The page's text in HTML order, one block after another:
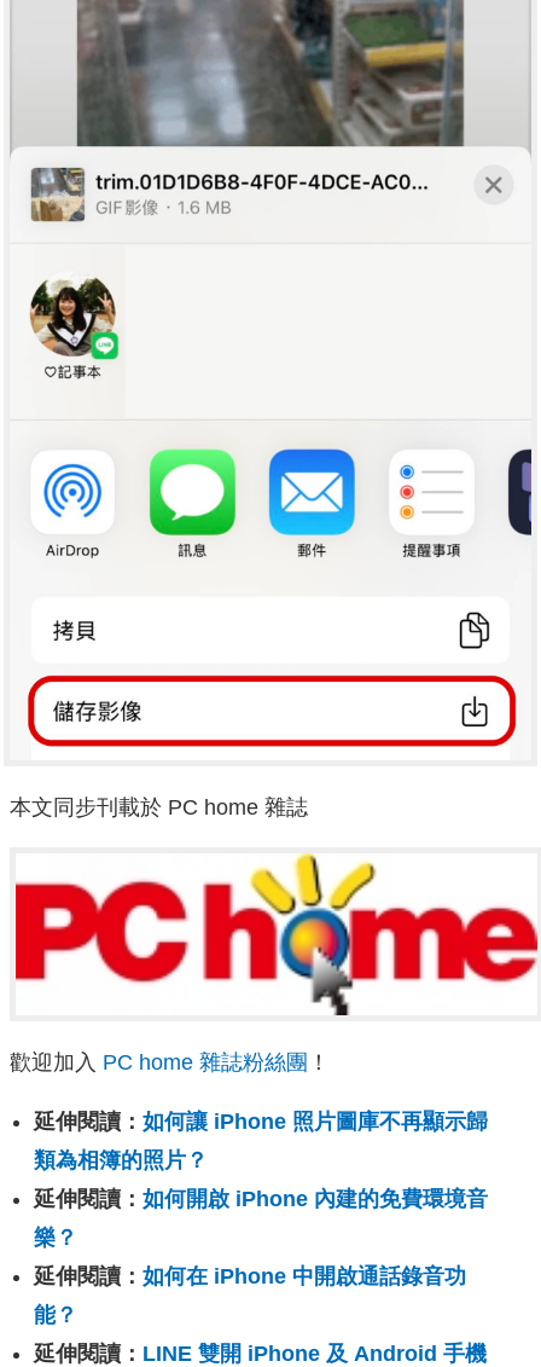
本文同步刊載於 PC home 雜誌
歡迎加入 PC home 雜誌粉絲團 ！
延伸閱讀： 如何讓 iPhone 照片圖庫不再顯示歸
類為相簿的照片？
延伸閱讀： 如何開啟 iPhone 內建的免費環境音
樂？
延伸閱讀： 如何在 iPhone 中開啟通話錄音功
能？
延伸閱讀： LINE 雙開 iPhone 及 Android 手機